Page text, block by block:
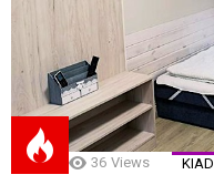
36 Views